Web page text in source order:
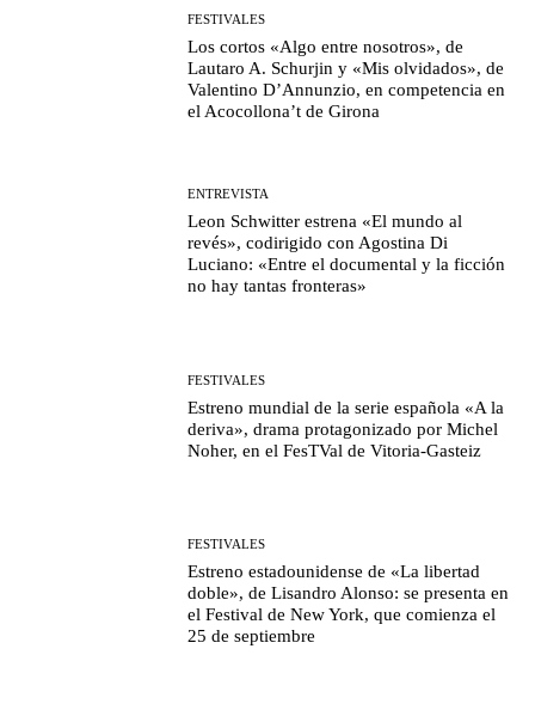
FESTIVALES
Los cortos «Algo entre nosotros», de
Lautaro A. Schurjin y «Mis olvidados», de
Valentino D’Annunzio, en competencia en
el Acocollona’t de Girona
ENTREVISTA
Leon Schwitter estrena «El mundo al
revés», codirigido con Agostina Di
Luciano: «Entre el documental y la ficción
no hay tantas fronteras»
FESTIVALES
Estreno mundial de la serie española «A la
deriva», drama protagonizado por Michel
Noher, en el FesTVal de Vitoria-Gasteiz
FESTIVALES
Estreno estadounidense de «La libertad
doble», de Lisandro Alonso: se presenta en
el Festival de New York, que comienza el
25 de septiembre